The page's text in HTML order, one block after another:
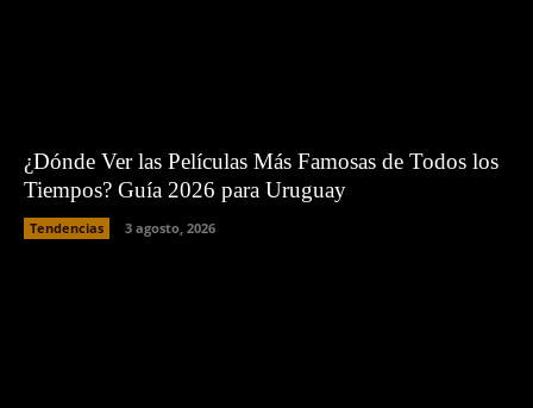
¿Dónde Ver las Películas Más Famosas de Todos los
Tiempos? Guía 2026 para Uruguay
Tendencias 3 agosto, 2026